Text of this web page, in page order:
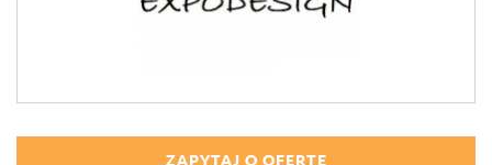
ZAPYTAJ O OFERTĘ